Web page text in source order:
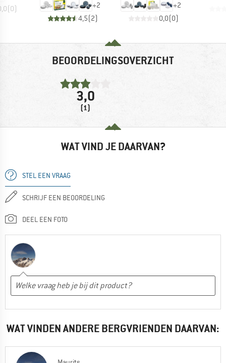
(0) +2
4,5(2)
+2
0,0(0)
BEOORDELINGSOVERZICHT
3,0
(1)
WAT VIND JE DAARVAN?
STEL EEN VRAAG
SCHRIJF EEN BEOORDELING
DEEL EEN FOTO
WAT VINDEN ANDERE BERGVRIENDEN DAARVAN: